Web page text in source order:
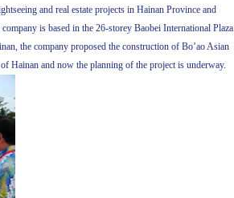
and real estate projects in Hainan Province and
is based in the 26-storey Baobei International Plaza
the company proposed the construction of Bo’ao Asian
Hainan and now the planning of the project is underway.